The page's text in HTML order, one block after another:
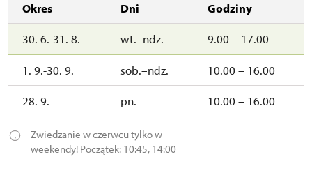
Okres Dni Godziny
30. 6.-31. 8. wt.–ndz. 9.00 – 17.00
1. 9.-30. 9. sob.–ndz. 10.00 – 16.00
28. 9. pn. 10.00 – 16.00
Zwiedzanie w czerwcu tylko w
weekendy! Początek: 10:45, 14:00